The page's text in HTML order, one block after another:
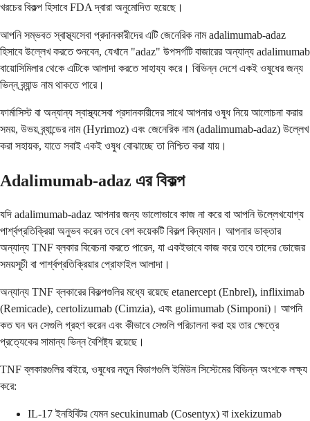
খরচের বিকল্প হিসাবে FDA দ্বারা অনুমোদিত হয়েছে।
আপনি সম্ভবত স্বাস্থ্যসেবা প্রদানকারীদের এটি জেনেরিক নাম adalimumab-adaz
হিসাবে উল্লেখ করতে শুনবেন, যেখানে "adaz" উপসর্গটি বাজারের অন্যান্য adalimumab
বায়োসিমিলার থেকে এটিকে আলাদা করতে সাহায্য করে। বিভিন্ন দেশে একই ওষুধের জন্য
ভিন্ন ব্র্যান্ড নাম থাকতে পারে।
ফার্মাসিস্ট বা অন্যান্য স্বাস্থ্যসেবা প্রদানকারীদের সাথে আপনার ওষুধ নিয়ে আলোচনা করার
সময়, উভয় ব্র্যান্ডের নাম (Hyrimoz) এবং জেনেরিক নাম (adalimumab-adaz) উল্লেখ
করা সহায়ক, যাতে সবাই একই ওষুধ বোঝাচ্ছে তা নিশ্চিত করা যায়।
Adalimumab-adaz এর বিকল্প
যদি adalimumab-adaz আপনার জন্য ভালোভাবে কাজ না করে বা আপনি উল্লেখযোগ্য
পার্শ্বপ্রতিক্রিয়া অনুভব করেন তবে বেশ কয়েকটি বিকল্প বিদ্যমান। আপনার ডাক্তার
অন্যান্য TNF ব্লকার বিবেচনা করতে পারেন, যা একইভাবে কাজ করে তবে তাদের ডোজের
সময়সূচী বা পার্শ্বপ্রতিক্রিয়ার প্রোফাইল আলাদা।
অন্যান্য TNF ব্লকারের বিকল্পগুলির মধ্যে রয়েছে etanercept (Enbrel), infliximab
(Remicade), certolizumab (Cimzia), এবং golimumab (Simponi)। আপনি
কত ঘন ঘন সেগুলি গ্রহণ করেন এবং কীভাবে সেগুলি পরিচালনা করা হয় তার ক্ষেত্রে
প্রত্যেকের সামান্য ভিন্ন বৈশিষ্ট্য রয়েছে।
TNF ব্লকারগুলির বাইরে, ওষুধের নতুন বিভাগগুলি ইমিউন সিস্টেমের বিভিন্ন অংশকে লক্ষ্য
করে:
IL-17 ইনহিবিটর যেমন secukinumab (Cosentyx) বা ixekizumab